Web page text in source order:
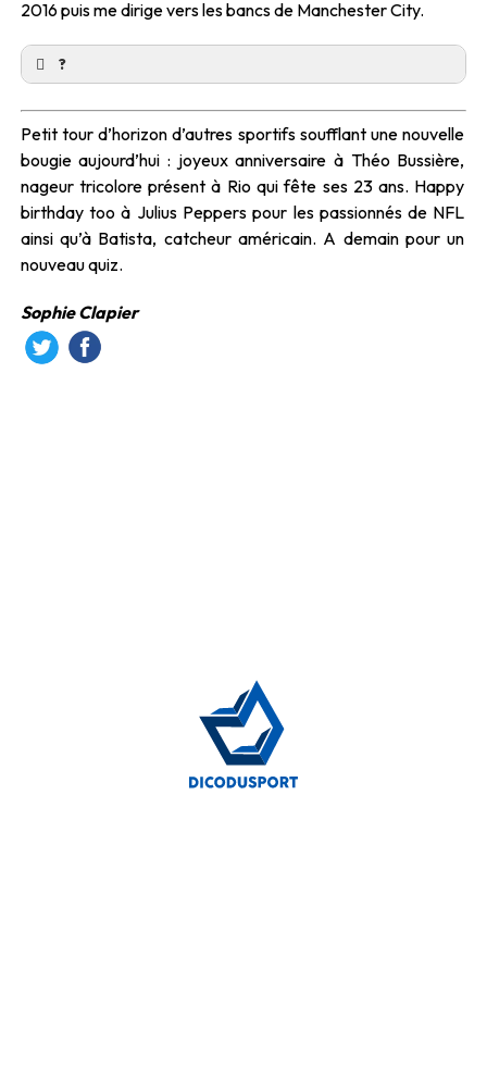
2016 puis me dirige vers les bancs de Manchester City.
?
Petit tour d’horizon d’autres sportifs soufflant une nouvelle
bougie aujourd’hui : joyeux anniversaire à Théo Bussière,
nageur tricolore présent à Rio qui fête ses 23 ans. Happy
birthday too à Julius Peppers pour les passionnés de NFL
ainsi qu’à Batista, catcheur américain. A demain pour un
nouveau quiz.
Sophie Clapier